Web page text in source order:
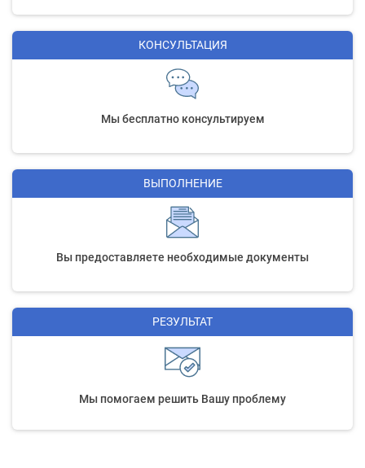
КОНСУЛЬТАЦИЯ
Мы бесплатно консультируем
ВЫПОЛНЕНИЕ
Вы предоставляете необходимые документы
РЕЗУЛЬТАТ
Мы помогаем решить Вашу проблему